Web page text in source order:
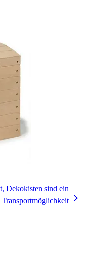
Dekokisten sind ein